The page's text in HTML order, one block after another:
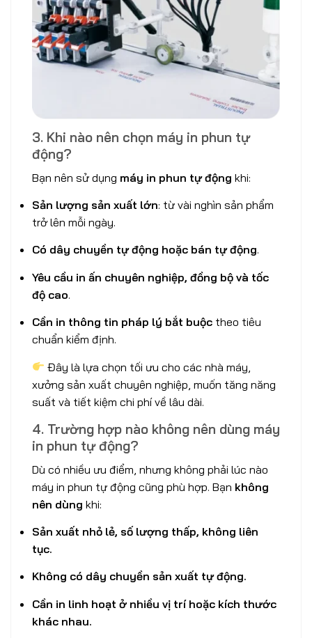
3. Khi nào nên chọn máy in phun tự
động?
Bạn nên sử dụng máy in phun tự động khi:
Sản lượng sản xuất lớn: từ vài nghìn sản phẩm
trở lên mỗi ngày.
Có dây chuyền tự động hoặc bán tự động.
Yêu cầu in ấn chuyên nghiệp, đồng bộ và tốc
độ cao.
Cần in thông tin pháp lý bắt buộc theo tiêu
chuẩn kiểm định.
Đây là lựa chọn tối ưu cho các nhà máy,
xưởng sản xuất chuyên nghiệp, muốn tăng năng
suất và tiết kiệm chi phí về lâu dài.
4. Trường hợp nào không nên dùng máy
in phun tự động?
Dù có nhiều ưu điểm, nhưng không phải lúc nào
máy in phun tự động cũng phù hợp. Bạn không
nên dùng khi:
Sản xuất nhỏ lẻ, số lượng thấp, không liên
tục.
Không có dây chuyền sản xuất tự động.
Cần in linh hoạt ở nhiều vị trí hoặc kích thước
khác nhau.